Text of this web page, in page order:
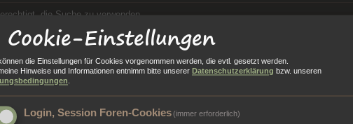
die Suche zu verwenden.
Cookie-Einstellungen
die Einstellungen für Cookies vorgenommen werden, die evtl. gesetzt werden.
Hinweise und Informationen entnimm bitte unserer Datenschutzerklärung bzw. unseren
.
Login, Session Foren-Cookies(immer erforderlich)